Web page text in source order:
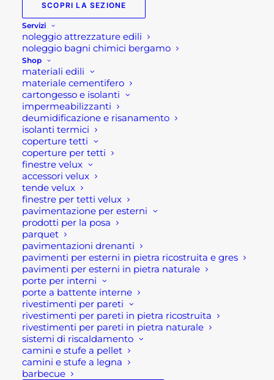
SCOPRI LA SEZIONE
Servizi
noleggio attrezzature edili
noleggio bagni chimici bergamo
Shop
materiali edili
materiale cementifero
cartongesso e isolanti
impermeabilizzanti
deumidificazione e risanamento
isolanti termici
coperture tetti
coperture per tetti
finestre velux
accessori velux
tende velux
finestre per tetti velux
pavimentazione per esterni
prodotti per la posa
parquet
pavimentazioni drenanti
pavimenti per esterni in pietra ricostruita e gres
pavimenti per esterni in pietra naturale
porte per interni
porte a battente interne
rivestimenti per pareti
rivestimenti per pareti in pietra ricostruita
rivestimenti per pareti in pietra naturale
sistemi di riscaldamento
camini e stufe a pellet
camini e stufe a legna
barbecue
Staccionata in legno- Modello Maremma
Staccionata in legno impregnato, suddivisa in
moduli. Ogni modulo possiede le seguenti
dimensioni 180×90 cm. Ogni modulo permette si
recintare comodamente un area del giardino o
orto. Facile da posizionare, eventualmente su
ordinazione vi sono disponibili anche i supporti e
pali, elementi decorativi e cancelletti.
On line sono solo disponibili i moduli della
staccionata.
Se per qualsiasi ragione non riuscissi a completare
l’ordine o avessi dei dubbi prima di effettuare il
pagamento contattaci dalle 09 alle 12 e dalle 14
alle 17, ti offriremo tutto il supporto necessario per
aiutarti nella procedura di acquisto!
Oppure scrivi una mail a
shop@rotacommerciale.it
6 disponibili